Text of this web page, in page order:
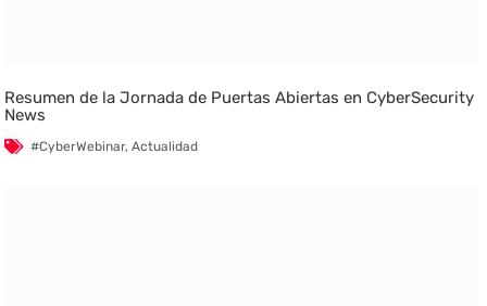
Resumen de la Jornada de Puertas Abiertas en CyberSecurity
News
#CyberWebinar,Actualidad